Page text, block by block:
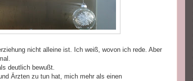
nicht alleine ist. Ich weiß, wovon ich rede. Aber
deutlich bewußt.
Ärzten zu tun hat, mich mehr als einen